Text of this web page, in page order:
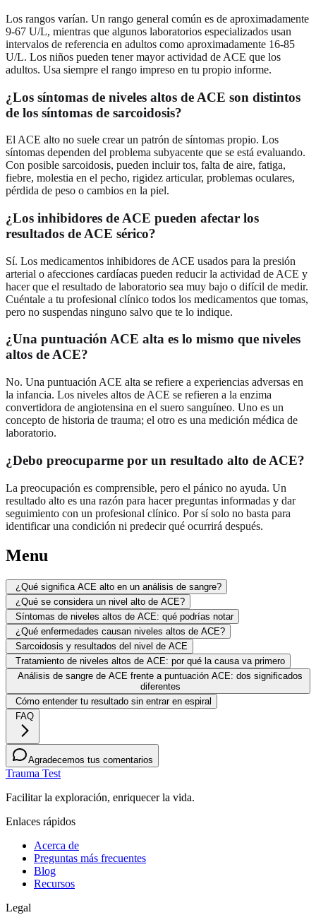
Los rangos varían. Un rango general común es de aproximadamente
9-67 U/L, mientras que algunos laboratorios especializados usan
intervalos de referencia en adultos como aproximadamente 16-85
U/L. Los niños pueden tener mayor actividad de ACE que los
adultos. Usa siempre el rango impreso en tu propio informe.
¿Los síntomas de niveles altos de ACE son distintos
de los síntomas de sarcoidosis?
El ACE alto no suele crear un patrón de síntomas propio. Los
síntomas dependen del problema subyacente que se está evaluando.
Con posible sarcoidosis, pueden incluir tos, falta de aire, fatiga,
fiebre, molestia en el pecho, rigidez articular, problemas oculares,
pérdida de peso o cambios en la piel.
¿Los inhibidores de ACE pueden afectar los
resultados de ACE sérico?
Sí. Los medicamentos inhibidores de ACE usados para la presión
arterial o afecciones cardíacas pueden reducir la actividad de ACE y
hacer que el resultado de laboratorio sea muy bajo o difícil de medir.
Cuéntale a tu profesional clínico todos los medicamentos que tomas,
pero no suspendas ninguno salvo que te lo indique.
¿Una puntuación ACE alta es lo mismo que niveles
altos de ACE?
No. Una puntuación ACE alta se refiere a experiencias adversas en
la infancia. Los niveles altos de ACE se refieren a la enzima
convertidora de angiotensina en el suero sanguíneo. Uno es un
concepto de historia de trauma; el otro es una medición médica de
laboratorio.
¿Debo preocuparme por un resultado alto de ACE?
La preocupación es comprensible, pero el pánico no ayuda. Un
resultado alto es una razón para hacer preguntas informadas y dar
seguimiento con un profesional clínico. Por sí solo no basta para
identificar una condición ni predecir qué ocurrirá después.
Menu
¿Qué significa ACE alto en un análisis de sangre?
¿Qué se considera un nivel alto de ACE?
Síntomas de niveles altos de ACE: qué podrías notar
¿Qué enfermedades causan niveles altos de ACE?
Sarcoidosis y resultados del nivel de ACE
Tratamiento de niveles altos de ACE: por qué la causa va primero
Análisis de sangre de ACE frente a puntuación ACE: dos significados
diferentes
Cómo entender tu resultado sin entrar en espiral
FAQ
Agradecemos tus comentarios
Trauma Test
Facilitar la exploración, enriquecer la vida.
Enlaces rápidos
Acerca de
Preguntas más frecuentes
Blog
Recursos
Legal